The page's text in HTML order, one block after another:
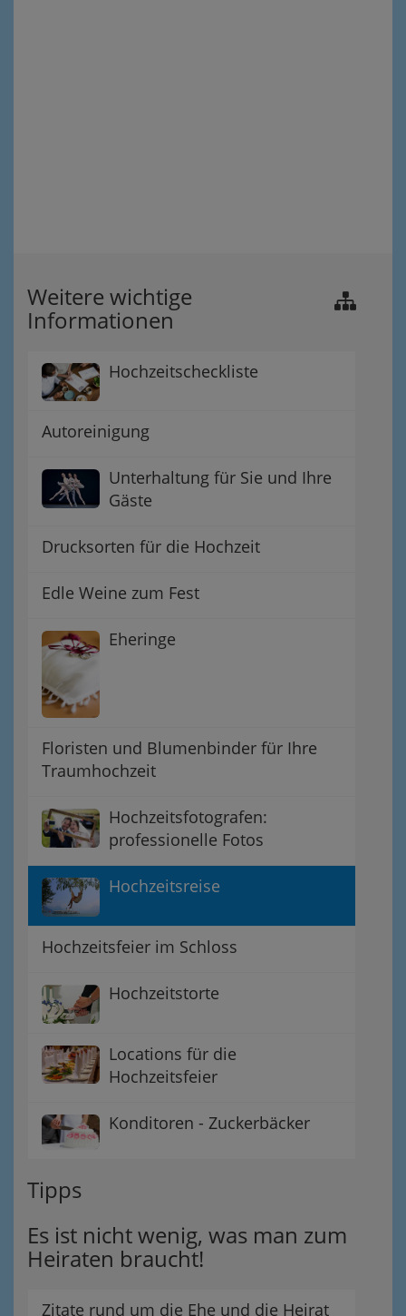
Weitere wichtige
Informationen
Hochzeitscheckliste
Autoreinigung
Unterhaltung für Sie und Ihre
Gäste
Drucksorten für die Hochzeit
Edle Weine zum Fest
Eheringe
Floristen und Blumenbinder für Ihre
Traumhochzeit
Hochzeitsfotografen:
professionelle Fotos
Hochzeitsreise
Hochzeitsfeier im Schloss
Hochzeitstorte
Locations für die
Hochzeitsfeier
Konditoren - Zuckerbäcker
Tipps
Es ist nicht wenig, was man zum
Heiraten braucht!
Zitate rund um die Ehe und die Heirat